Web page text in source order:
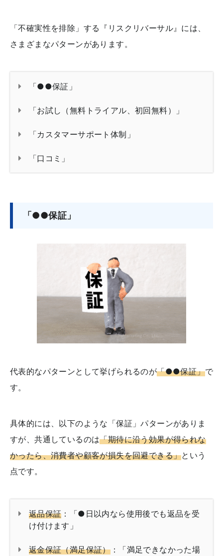
「不確実性を排除」する『リスクリバーサル』には、
さまざまなパターンがあります。
「●●保証」
「お試し（無料トライアル、初回無料）」
「カスタマーサポート体制」
「口コミ」
「●●保証」
代表的なパターンとして挙げられるのが「●●保証」で
す。
具体的には、以下のような「保証」パターンがありま
すが、共通しているのは「期待に沿う効果が得られな
かったら、消費者や顧客が損失を回避できる」という
点です。
返品保証 ：「●日以内なら使用後でも返品を受
け付けます」
返金保証（満足保証）：「満足できなかった場